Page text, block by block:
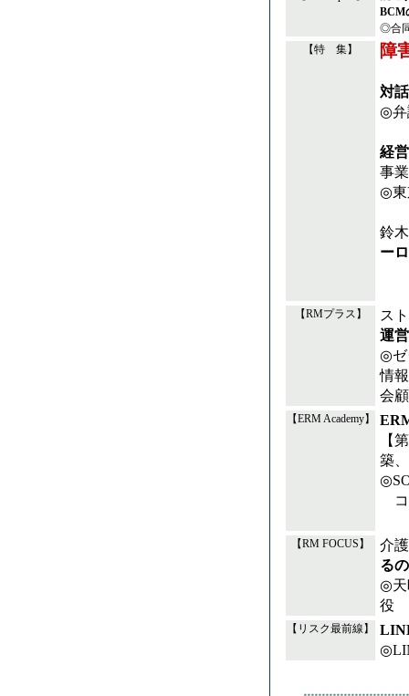
BCM
◎合
【特 集】
障
対
◎弁
経
事
◎
鈴
ー
【RMプラス】
ス
運
◎ゼ
情
会
【ERM Academy】
【
築
コ
【RM FOCUS】
介
る
◎天
役
【リスク最前線】